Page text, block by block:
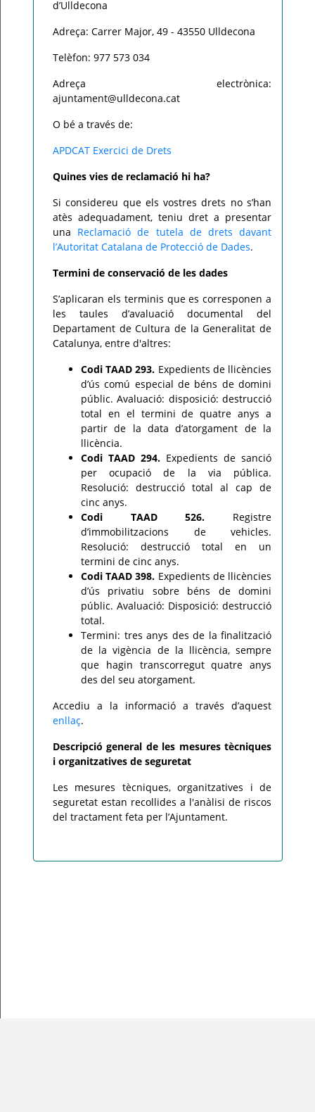
d’Ulldecona
Adreça: Carrer Major, 49 - 43550 Ulldecona
Telèfon: 977 573 034
Adreça electrònica:
ajuntament@ulldecona.cat
O bé a través de:
APDCAT Exercici de Drets
Quines vies de reclamació hi ha?
Si considereu que els vostres drets no s’han
atès adequadament, teniu dret a presentar
una Reclamació de tutela de drets davant
l’Autoritat Catalana de Protecció de Dades.
Termini de conservació de les dades
S’aplicaran els terminis que es corresponen a
les taules d’avaluació documental del
Departament de Cultura de la Generalitat de
Catalunya, entre d'altres:
Codi TAAD 293. Expedients de llicències
d’ús comú especial de béns de domini
públic. Avaluació: disposició: destrucció
total en el termini de quatre anys a
partir de la data d’atorgament de la
llicència.
Codi TAAD 294. Expedients de sanció
per ocupació de la via pública.
Resolució: destrucció total al cap de
cinc anys.
Codi TAAD 526. Registre
d’immobilitzacions de vehicles.
Resolució: destrucció total en un
termini de cinc anys.
Codi TAAD 398. Expedients de llicències
d’ús privatiu sobre béns de domini
públic. Avaluació: Disposició: destrucció
total.
Termini: tres anys des de la finalització
de la vigència de la llicència, sempre
que hagin transcorregut quatre anys
des del seu atorgament.
Accediu a la informació a través d’aquest
enllaç.
Descripció general de les mesures tècniques
i organitzatives de seguretat
Les mesures tècniques, organitzatives i de
seguretat estan recollides a l'anàlisi de riscos
del tractament feta per l’Ajuntament.